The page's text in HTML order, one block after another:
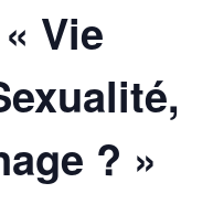
Vie
? »